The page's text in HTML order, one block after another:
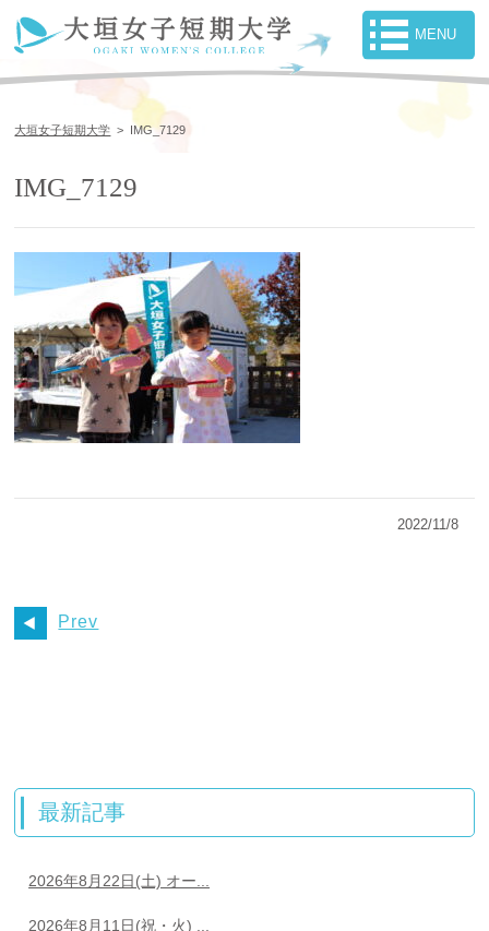
大垣女子短期大学 > IMG_7129
IMG_7129
2022/11/8
Prev
最新記事
2026年8月22日(土) オー...
2026年8月11日(祝・火) ...